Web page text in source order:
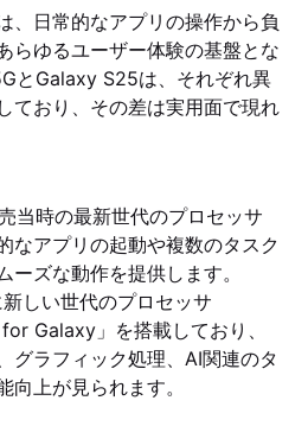
、日常的なアプリの操作から負
らゆるユーザー体験の基盤とな
とGalaxy S25は、それぞれ異
ており、その差は実用面で現れ
当時の最新世代のプロセッサ
なアプリの起動や複数のタスク
ーズな動作を提供します。
しい世代のプロセッサ
Galaxy」を搭載しており、
グラフィック処理、AI関連のタ
向上が見られます。